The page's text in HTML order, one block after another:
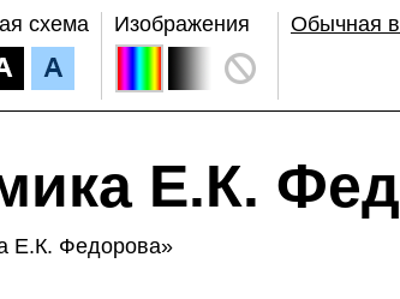
схема Изображения Обычная
Е.К.
Е.К. Федорова»